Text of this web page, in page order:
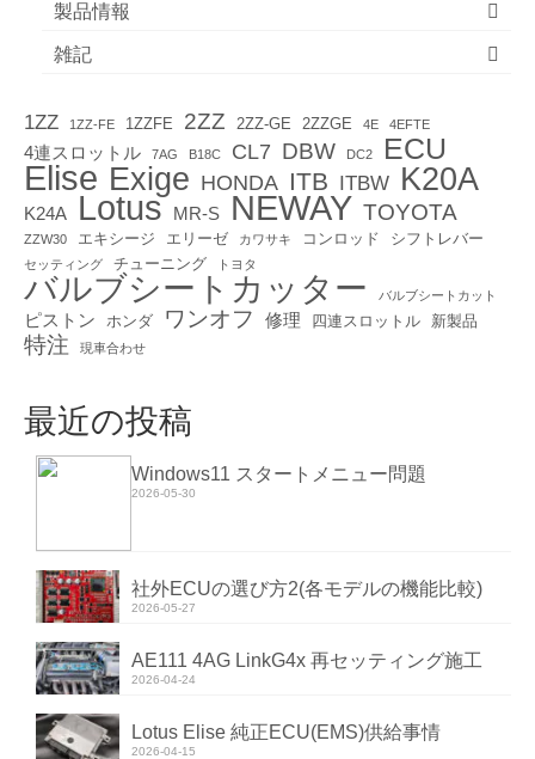
製品情報
雑記
1ZZ 1ZZ-FE 1ZZFE 2ZZ 2ZZ-GE 2ZZGE 4E 4EFTE
4連スロットル 7AG B18C CL7 DBW DC2 ECU
Elise Exige HONDA ITB ITBW K20A
K24A Lotus MR-S NEWAY TOYOTA
ZZW30 エキシージ エリーゼ カワサキ コンロッド シフトレバー
セッティング チューニング トヨタ
バルブシートカッター バルブシートカット
ピストン ホンダ ワンオフ 修理 四連スロットル 新製品
特注 現車合わせ
最近の投稿
Windows11 スタートメニュー問題
2026-05-30
社外ECUの選び方2(各モデルの機能比較)
2026-05-27
AE111 4AG LinkG4x 再セッティング施工
2026-04-24
Lotus Elise 純正ECU(EMS)供給事情
2026-04-15